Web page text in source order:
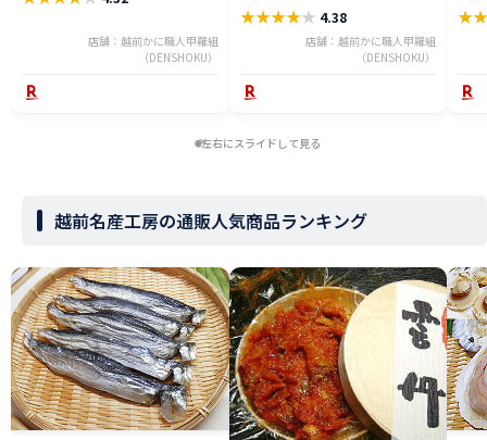
店舗：越前かに職人甲羅組
（DENSHOKU）
★★★★★ 4.38
店舗：越前かに職人甲羅組
（DENSHOKU）
★
左右にスライドして見る
越前名産工房の通販人気商品ランキング